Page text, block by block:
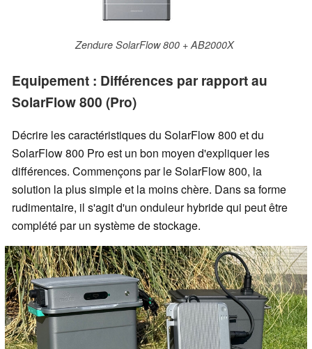
Zendure SolarFlow 800 + AB2000X
Equipement : Différences par rapport au
SolarFlow 800 (Pro)
Décrire les caractéristiques du SolarFlow 800 et du
SolarFlow 800 Pro est un bon moyen d'expliquer les
différences. Commençons par le SolarFlow 800, la
solution la plus simple et la moins chère. Dans sa forme
rudimentaire, il s'agit d'un onduleur hybride qui peut être
complété par un système de stockage.